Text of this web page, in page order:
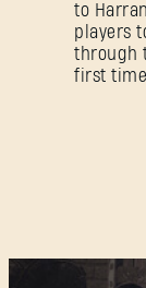
to
players
through
first time.